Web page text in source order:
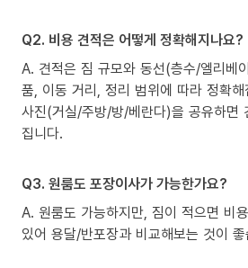
Q2. 비용 견적은 어떻게 정확해지나요?
A. 견적은 짐 규모와 동선(층수/엘리베
품, 이동 거리, 정리 범위에 따라 정확해
사진(거실/주방/방/베란다)을 공유하면
집니다.
Q3. 원룸도 포장이사가 가능한가요?
A. 원룸도 가능하지만, 짐이 적으면 비
있어 용달/반포장과 비교해보는 것이